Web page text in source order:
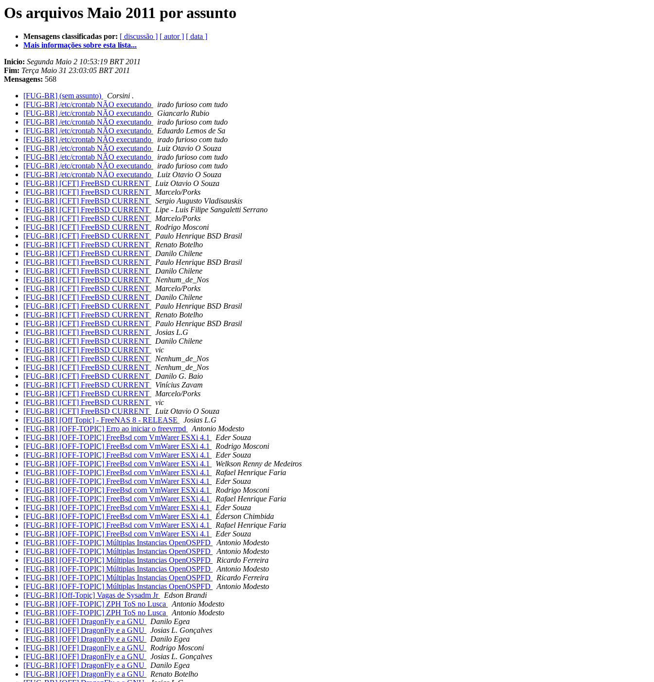
Os arquivos Maio 2011 por assunto
Mensagens classificadas por: [ discussão ] [ autor ] [ data ]
Mais informações sobre esta lista...
Inicio: Segunda Maio 2 10:53:19 BRT 2011
Fim: Terça Maio 31 23:03:05 BRT 2011
Mensagens: 568
[FUG-BR] (sem assunto)
Corsini .
[FUG-BR] /etc/crontab NÃO executando
irado furioso com tudo
[FUG-BR] /etc/crontab NÃO executando
Giancarlo Rubio
[FUG-BR] /etc/crontab NÃO executando
irado furioso com tudo
[FUG-BR] /etc/crontab NÃO executando
Eduardo Lemos de Sa
[FUG-BR] /etc/crontab NÃO executando
irado furioso com tudo
[FUG-BR] /etc/crontab NÃO executando
Luiz Otavio O Souza
[FUG-BR] /etc/crontab NÃO executando
irado furioso com tudo
[FUG-BR] /etc/crontab NÃO executando
irado furioso com tudo
[FUG-BR] /etc/crontab NÃO executando
Luiz Otavio O Souza
[FUG-BR] [CFT] FreeBSD CURRENT
Luiz Otavio O Souza
[FUG-BR] [CFT] FreeBSD CURRENT
Marcelo/Porks
[FUG-BR] [CFT] FreeBSD CURRENT
Sergio Augusto Vladisauskis
[FUG-BR] [CFT] FreeBSD CURRENT
Lipe - Luis Filipe Sangaletti Serrano
[FUG-BR] [CFT] FreeBSD CURRENT
Marcelo/Porks
[FUG-BR] [CFT] FreeBSD CURRENT
Rodrigo Mosconi
[FUG-BR] [CFT] FreeBSD CURRENT
Paulo Henrique BSD Brasil
[FUG-BR] [CFT] FreeBSD CURRENT
Renato Botelho
[FUG-BR] [CFT] FreeBSD CURRENT
Danilo Chilene
[FUG-BR] [CFT] FreeBSD CURRENT
Paulo Henrique BSD Brasil
[FUG-BR] [CFT] FreeBSD CURRENT
Danilo Chilene
[FUG-BR] [CFT] FreeBSD CURRENT
Nenhum_de_Nos
[FUG-BR] [CFT] FreeBSD CURRENT
Marcelo/Porks
[FUG-BR] [CFT] FreeBSD CURRENT
Danilo Chilene
[FUG-BR] [CFT] FreeBSD CURRENT
Paulo Henrique BSD Brasil
[FUG-BR] [CFT] FreeBSD CURRENT
Renato Botelho
[FUG-BR] [CFT] FreeBSD CURRENT
Paulo Henrique BSD Brasil
[FUG-BR] [CFT] FreeBSD CURRENT
Josias L.G
[FUG-BR] [CFT] FreeBSD CURRENT
Danilo Chilene
[FUG-BR] [CFT] FreeBSD CURRENT
vic
[FUG-BR] [CFT] FreeBSD CURRENT
Nenhum_de_Nos
[FUG-BR] [CFT] FreeBSD CURRENT
Nenhum_de_Nos
[FUG-BR] [CFT] FreeBSD CURRENT
Danilo G. Baio
[FUG-BR] [CFT] FreeBSD CURRENT
Vinícius Zavam
[FUG-BR] [CFT] FreeBSD CURRENT
Marcelo/Porks
[FUG-BR] [CFT] FreeBSD CURRENT
vic
[FUG-BR] [CFT] FreeBSD CURRENT
Luiz Otavio O Souza
[FUG-BR] [Off Topic] - FreeNAS 8 - RELEASE
Josias L.G
[FUG-BR] [OFF-TOPIC] Erro ao iniciar o freevrrpd
Antonio Modesto
[FUG-BR] [OFF-TOPIC] FreeBsd com VmWarer ESXi 4.1
Eder Souza
[FUG-BR] [OFF-TOPIC] FreeBsd com VmWarer ESXi 4.1
Rodrigo Mosconi
[FUG-BR] [OFF-TOPIC] FreeBsd com VmWarer ESXi 4.1
Eder Souza
[FUG-BR] [OFF-TOPIC] FreeBsd com VmWarer ESXi 4.1
Welkson Renny de Medeiros
[FUG-BR] [OFF-TOPIC] FreeBsd com VmWarer ESXi 4.1
Rafael Henrique Faria
[FUG-BR] [OFF-TOPIC] FreeBsd com VmWarer ESXi 4.1
Eder Souza
[FUG-BR] [OFF-TOPIC] FreeBsd com VmWarer ESXi 4.1
Rodrigo Mosconi
[FUG-BR] [OFF-TOPIC] FreeBsd com VmWarer ESXi 4.1
Rafael Henrique Faria
[FUG-BR] [OFF-TOPIC] FreeBsd com VmWarer ESXi 4.1
Eder Souza
[FUG-BR] [OFF-TOPIC] FreeBsd com VmWarer ESXi 4.1
Éderson Chimbida
[FUG-BR] [OFF-TOPIC] FreeBsd com VmWarer ESXi 4.1
Rafael Henrique Faria
[FUG-BR] [OFF-TOPIC] FreeBsd com VmWarer ESXi 4.1
Eder Souza
[FUG-BR] [OFF-TOPIC] Múltiplas Instancias OpenOSPFD
Antonio Modesto
[FUG-BR] [OFF-TOPIC] Múltiplas Instancias OpenOSPFD
Antonio Modesto
[FUG-BR] [OFF-TOPIC] Múltiplas Instancias OpenOSPFD
Ricardo Ferreira
[FUG-BR] [OFF-TOPIC] Múltiplas Instancias OpenOSPFD
Antonio Modesto
[FUG-BR] [OFF-TOPIC] Múltiplas Instancias OpenOSPFD
Ricardo Ferreira
[FUG-BR] [OFF-TOPIC] Múltiplas Instancias OpenOSPFD
Antonio Modesto
[FUG-BR] [Off-Topic] Vagas de Sysadm Jr
Edson Brandi
[FUG-BR] [OFF-TOPIC] ZPH ToS no Lusca
Antonio Modesto
[FUG-BR] [OFF-TOPIC] ZPH ToS no Lusca
Antonio Modesto
[FUG-BR] [OFF] DragonFly e a GNU
Danilo Egea
[FUG-BR] [OFF] DragonFly e a GNU
Josias L. Gonçalves
[FUG-BR] [OFF] DragonFly e a GNU
Danilo Egea
[FUG-BR] [OFF] DragonFly e a GNU
Rodrigo Mosconi
[FUG-BR] [OFF] DragonFly e a GNU
Josias L. Gonçalves
[FUG-BR] [OFF] DragonFly e a GNU
Danilo Egea
[FUG-BR] [OFF] DragonFly e a GNU
Renato Botelho